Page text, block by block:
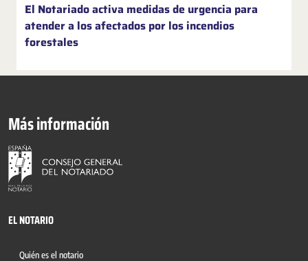
El Notariado activa medidas de urgencia para
atender a los afectados por los incendios
forestales
Más información
EL NOTARIO
Quién es el notario